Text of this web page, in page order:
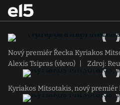
Nový premiér Řecka Kyriakos
Alexis Tsipras (vlevo)
Zdroj:
Kyriakos Mitsotakis, nový premiér